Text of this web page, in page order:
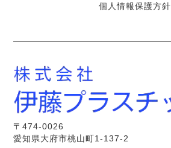
個人情報保護方針
〒474-0026
愛知県大府市桃山町1-137-2